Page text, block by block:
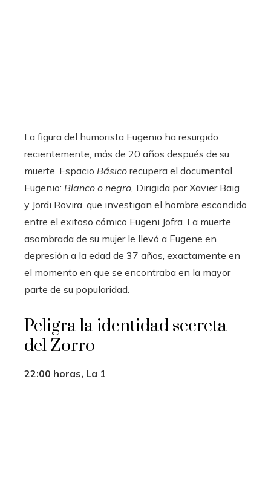
La figura del humorista Eugenio ha resurgido
recientemente, más de 20 años después de su
muerte. Espacio Básico recupera el documental
Eugenio: Blanco o negro, Dirigida por Xavier Baig
y Jordi Rovira, que investigan el hombre escondido
entre el exitoso cómico Eugeni Jofra. La muerte
asombrada de su mujer le llevó a Eugene en
depresión a la edad de 37 años, exactamente en
el momento en que se encontraba en la mayor
parte de su popularidad.
Peligra la identidad secreta
del Zorro
22:00 horas, La 1